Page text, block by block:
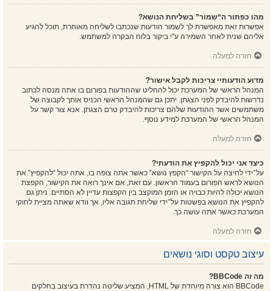
מהו כפתור ה“שמור” בשליחת הנושא?
אפשרות זאת מאפשרת לך לשמור הודעות שנכתבו לשליחה מאוחרת, תוכל להגיע
אליהם שנית לאחר השמירה ע"י ביקור בלוח הבקרה למשתמש.
חזרה למעלה
מדוע הודעותיי צריכות לקבל אישור?
המנהל הראשי של המערכת יכול להחליט שההודעות בפורום בו אתה מנסה לכתוב
נדרשות להיבדק לפני הצגתן. יתכן גם שהמנהל הראשי הכניס אותך לקבוצה של
משתמשים אשר ההודעות שלהם צריכות להיבדק טרם הצגתן. אנא צור קשר על
המנהל הראשי של המערכת למידע נוסף.
חזרה למעלה
כיצד אני יכול להקפיץ את הודעתי?
על־ידי לחיצה על הקישור “הקפץ נושא” כאשר אתה צופה בו, אתה יכול “להקפיץ” את
הנושא לראש הפורום בעמוד הראשון. עם זאת, אם אינך רואה את הקישור, הקפצת
הנושא יכולה להיות כבויה או הזמן המוקצב בין הקפצות עדיין לא הסתיים. ניתן גם
להקפיץ את הנושא בפשטות על־ידי שליחת תגובה אליו, אך וודא שאתה מציית לחוקי
המערכת כאשר אתה עושה כך.
חזרה למעלה
עיצוב טקסט וסוגי נושאים
מה זה BBCode?
BBCode הוא צורה מיוחדת של HTML, המציע שליטה נהדרת בעיצוב בחלקים